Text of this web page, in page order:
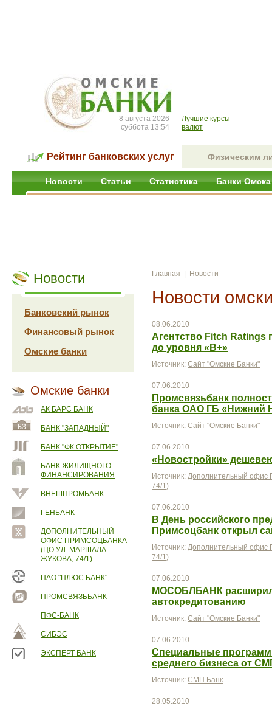
8 августа 2026
суббота 13:54
Лучшие курсы
валют
Рейтинг банковских услуг Физическим
Новости Статьи Статистика Банки Омска
Новости
Банковский рынок
Финансовый рынок
Омские банки
Омские банки
АК БАРС БАНК
БАНК "ЗАПАДНЫЙ"
БАНК "ФК ОТКРЫТИЕ"
БАНК ЖИЛИЩНОГО
ФИНАНСИРОВАНИЯ
ВНЕШПРОМБАНК
ГЕНБАНК
ДОПОЛНИТЕЛЬНЫЙ
ОФИС ПРИМСОЦБАНКА
(ЦО УЛ. МАРШАЛА
ЖУКОВА, 74/1)
ПАО "ПЛЮС БАНК"
ПРОМСВЯЗЬБАНК
ПФС-БАНК
СИБЭС
ЭКСПЕРТ БАНК
Главная Новости
Новости
08.06.2010
Агентство Fitch
до уровня «В+»
Источник: Сайт "Омские Банки"
07.06.2010
Промсвязьбанк
банка ОАО ГБ «Нижний
Источник: Сайт "Омские Банки"
07.06.2010
«Новостройки»
Источник: Дополнительный офис
74/1)
07.06.2010
В День российского
Примсоцбанк открыл
Источник: Дополнительный офис
74/1)
07.06.2010
МОСОБЛБАНК
автокредитованию
Источник: Сайт "Омские Банки"
07.06.2010
Специальные
среднего бизнеса от
Источник: СМП Банк
28.05.2010